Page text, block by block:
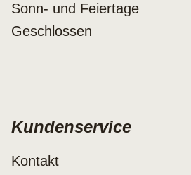
Sonn- und Feiertage
Geschlossen
Kundenservice
Kontakt